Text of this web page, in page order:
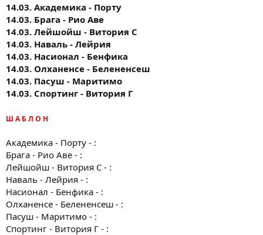
14.03. Академика - Порту
14.03. Брага - Рио Аве
14.03. Лейшойш - Витория С
14.03. Наваль - Лейрия
14.03. Насионал - Бенфика
14.03. Олханенсе - Белененсеш
14.03. Пасуш - Маритимо
14.03. Спортинг - Витория Г
Ш А Б Л О Н
Академика - Порту - :
Брага - Рио Аве - :
Лейшойш - Витория С - :
Наваль - Лейрия - :
Насионал - Бенфика - :
Олханенсе - Белененсеш - :
Пасуш - Маритимо - :
Спортинг - Витория Г - :